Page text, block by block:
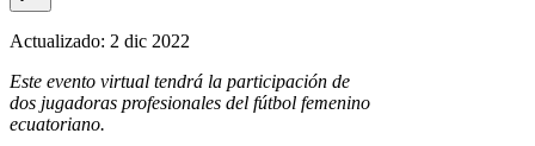
Actualizado: 2 dic 2022
Este evento virtual tendrá la participación de
dos jugadoras profesionales del fútbol femenino
ecuatoriano.